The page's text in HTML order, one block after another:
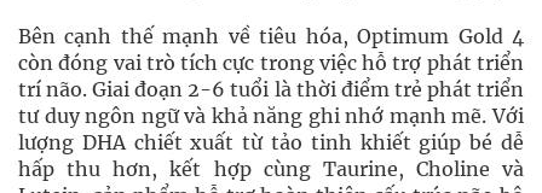
Bên cạnh thế mạnh về tiêu hóa, Optimum Gold 4
còn đóng vai trò tích cực trong việc hỗ trợ phát triển
trí não. Giai đoạn 2-6 tuổi là thời điểm trẻ phát triển
tư duy ngôn ngữ và khả năng ghi nhớ mạnh mẽ. Với
lượng DHA chiết xuất từ tảo tinh khiết giúp bé dễ
hấp thu hơn, kết hợp cùng Taurine, Choline và